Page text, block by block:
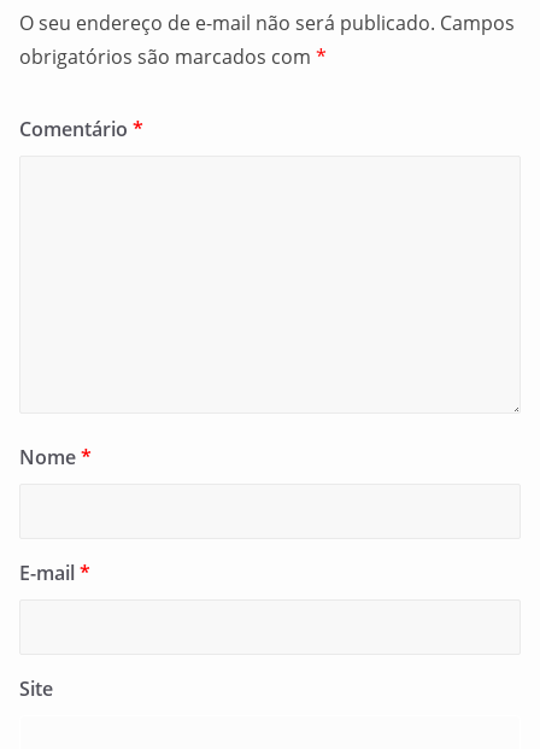
O seu endereço de e-mail não será publicado. Campos
obrigatórios são marcados com *
Comentário *
Nome*
E-mail*
Site